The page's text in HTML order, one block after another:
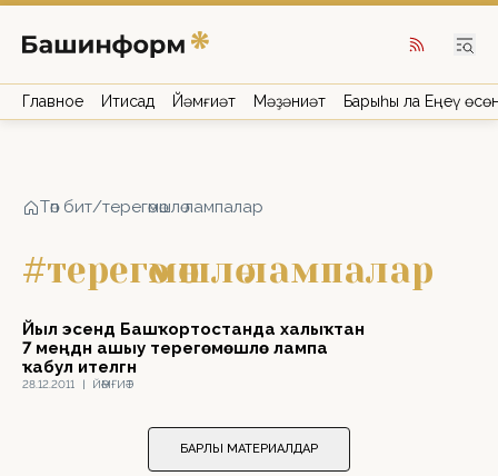
Главное Иҡтисад Йәмғиәт Мәҙәниәт Барыһы ла Еңеү
Төп бит/терегөмөшлө лампалар
#терегөмөшлө лампалар
28.12.2011 | ЙӘМҒИӘТ
Йыл эсендә Башҡортостанда халыҡтан
7 меңдән ашыу терегөмөшлө лампа
ҡабул ителгән
БАРЛЫҠ МАТЕРИАЛДАР